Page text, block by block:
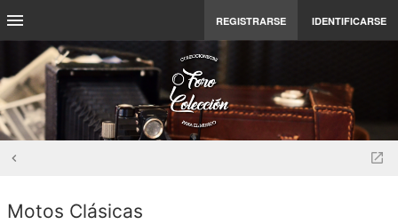
REGISTRARSE IDENTIFICARSE
Motos Clásicas